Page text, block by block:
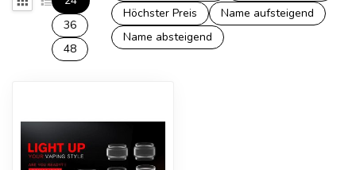
36
48
Höchster Preis
Name aufsteigend
Name absteigend